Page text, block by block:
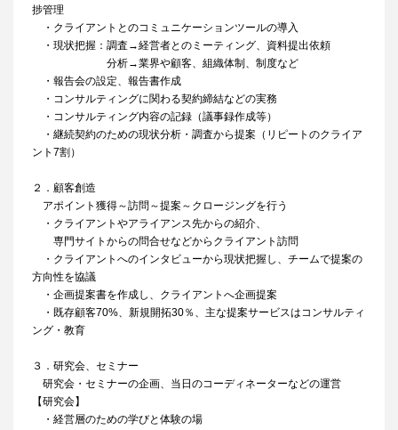
捗管理
・クライアントとのコミュニケーションツールの導入
・現状把握：調査→経営者とのミーティング、資料提出依頼
分析→業界や顧客、組織体制、制度など
・報告会の設定、報告書作成
・コンサルティングに関わる契約締結などの実務
・コンサルティング内容の記録（議事録作成等）
・継続契約のための現状分析・調査から提案（リピートのクライア
ント7割）
２．顧客創造
アポイント獲得～訪問～提案～クロージングを行う
・クライアントやアライアンス先からの紹介、
専門サイトからの問合せなどからクライアント訪問
・クライアントへのインタビューから現状把握し、チームで提案の
方向性を協議
・企画提案書を作成し、クライアントへ企画提案
・既存顧客70%、新規開拓30％、主な提案サービスはコンサルティ
ング・教育
３．研究会、セミナー
研究会・セミナーの企画、当日のコーディネーターなどの運営
【研究会】
・経営層のための学びと体験の場